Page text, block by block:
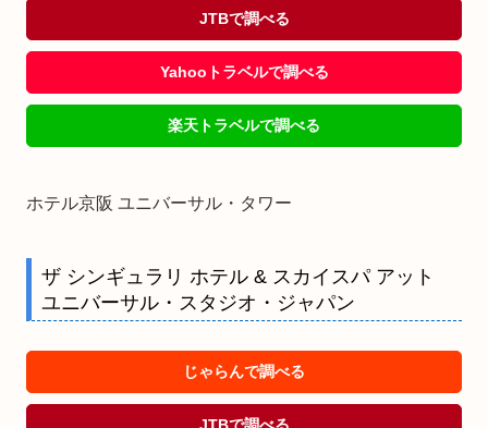
JTBで調べる
Yahooトラベルで調べる
楽天トラベルで調べる
ホテル京阪 ユニバーサル・タワー
ザ シンギュラリ ホテル & スカイスパ アット
ユニバーサル・スタジオ・ジャパン
じゃらんで調べる